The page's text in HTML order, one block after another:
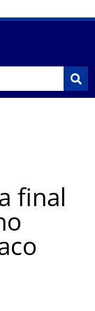
final